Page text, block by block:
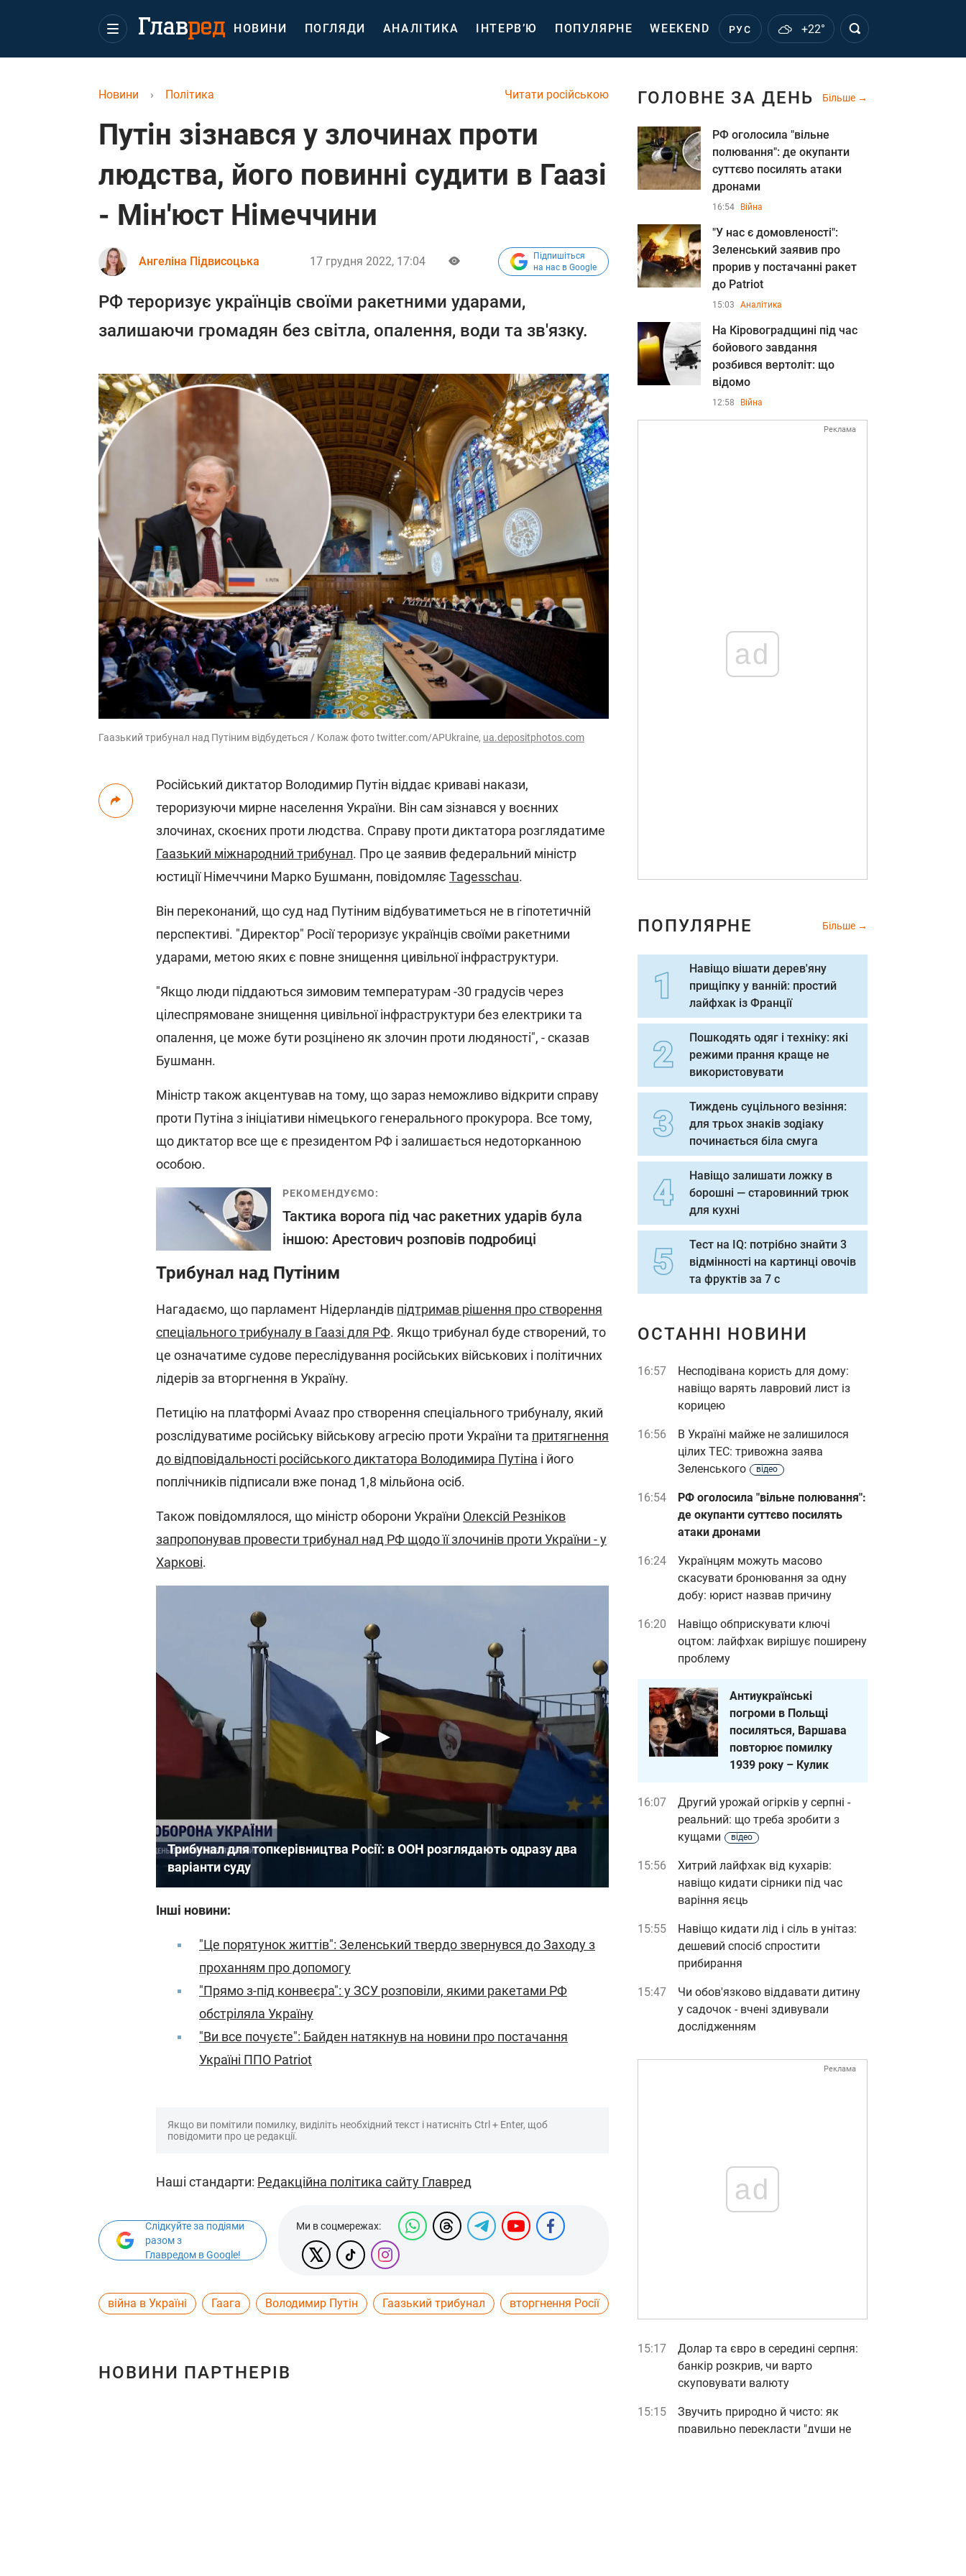
НОВИНИ ПОГЛЯДИ АНАЛІТИКА ІНТЕРВ’Ю ПОПУЛЯРНЕ WEEKEND РУС +22°
Читати російською
Новини › Політика
Путін зізнався у злочинах проти
людства, його повинні судити в Гаазі
- Мін'юст Німеччини
Ангеліна Підвисоцька 17 грудня 2022, 17:04
Підпишіться
на нас в Google
РФ тероризує українців своїми ракетними ударами,
залишаючи громадян без світла, опалення, води та зв'язку.
Гаазький трибунал над Путіним відбудеться / Колаж фото twitter.com/APUkraine, ua.depositphotos.com
Російський диктатор Володимир Путін віддає криваві накази,
тероризуючи мирне населення України. Він сам зізнався у воєнних
злочинах, скоєних проти людства. Справу проти диктатора розглядатиме
Гаазький міжнародний трибунал. Про це заявив федеральний міністр
юстиції Німеччини Марко Бушманн, повідомляє Tagesschau.
Він переконаний, що суд над Путіним відбуватиметься не в гіпотетичній
перспективі. "Директор" Росії тероризує українців своїми ракетними
ударами, метою яких є повне знищення цивільної інфраструктури.
"Якщо люди піддаються зимовим температурам -30 градусів через
цілеспрямоване знищення цивільної інфраструктури без електрики та
опалення, це може бути розцінено як злочин проти людяності", - сказав
Бушманн.
Міністр також акцентував на тому, що зараз неможливо відкрити справу
проти Путіна з ініціативи німецького генерального прокурора. Все тому,
що диктатор все ще є президентом РФ і залишається недоторканною
особою.
РЕКОМЕНДУЄМО:
Тактика ворога під час ракетних ударів була
іншою: Арестович розповів подробиці
Трибунал над Путіним
Нагадаємо, що парламент Нідерландів підтримав рішення про створення
спеціального трибуналу в Гаазі для РФ. Якщо трибунал буде створений, то
це означатиме судове переслідування російських військових і політичних
лідерів за вторгнення в Україну.
Петицію на платформі Avaaz про створення спеціального трибуналу, який
розслідуватиме російську військову агресію проти України та притягнення
до відповідальності російського диктатора Володимира Путіна і його
поплічників підписали вже понад 1,8 мільйона осіб.
Також повідомлялося, що міністр оборони України Олексій Резніков
запропонував провести трибунал над РФ щодо її злочинів проти України - у
Харкові.
Трибунал для топкерівництва Росії: в ООН розглядають одразу два
варіанти суду
Інші новини:
"Це порятунок життів": Зеленський твердо звернувся до Заходу з
проханням про допомогу
"Прямо з-під конвеєра": у ЗСУ розповіли, якими ракетами РФ
обстріляла Україну
"Ви все почуєте": Байден натякнув на новини про постачання
Україні ППО Patriot
Якщо ви помітили помилку, виділіть необхідний текст і натисніть Ctrl + Enter, щоб
повідомити про це редакції.
Наші стандарти: Редакційна політика сайту Главред
Слідкуйте за подіями
разом з
Главредом в Google!
Ми в соцмережах:
війна в Україні Гаага Володимир Путін Гаазький трибунал вторгнення Росії
НОВИНИ ПАРТНЕРІВ
ГОЛОВНЕ ЗА ДЕНЬ Більше
РФ оголосила "вільне
полювання": де окупанти
суттєво посилять атаки
дронами
16:54 Війна
"У нас є домовленості":
Зеленський заявив про
прорив у постачанні ракет
до Patriot
15:03 Аналітика
На Кіровоградщині під час
бойового завдання
розбився вертоліт: що
відомо
12:58 Війна
Реклама
ad
ПОПУЛЯРНЕ Більше
Навіщо вішати дерев'яну
прищіпку у ванній: простий
лайфхак із Франції
Пошкодять одяг і техніку: які
режими прання краще не
використовувати
Тиждень суцільного везіння:
для трьох знаків зодіаку
починається біла смуга
Навіщо залишати ложку в
борошні — старовинний трюк
для кухні
Тест на IQ: потрібно знайти 3
відмінності на картинці овочів
та фруктів за 7 с
ОСТАННІ НОВИНИ
16:57
Несподівана користь для дому:
навіщо варять лавровий лист із
корицею
16:56
В Україні майже не залишилося
цілих ТЕС: тривожна заява
Зеленського
відео
16:54
РФ оголосила "вільне полювання":
де окупанти суттєво посилять
атаки дронами
16:24
Українцям можуть масово
скасувати бронювання за одну
добу: юрист назвав причину
16:20
Навіщо обприскувати ключі
оцтом: лайфхак вирішує поширену
проблему
Антиукраїнські
погроми в Польщі
посиляться, Варшава
повторює помилку
1939 року – Кулик
16:07
Другий урожай огірків у серпні -
реальний: що треба зробити з
кущами
відео
15:56
Хитрий лайфхак від кухарів:
навіщо кидати сірники під час
варіння яєць
15:55
Навіщо кидати лід і сіль в унітаз:
дешевий спосіб спростити
прибирання
15:47
Чи обов'язково віддавати дитину
у садочок - вчені здивували
дослідженням
Реклама
ad
15:17
Долар та євро в середині серпня:
банкір розкрив, чи варто
скуповувати валюту
15:15
Звучить природно й чисто: як
правильно перекласти "души не